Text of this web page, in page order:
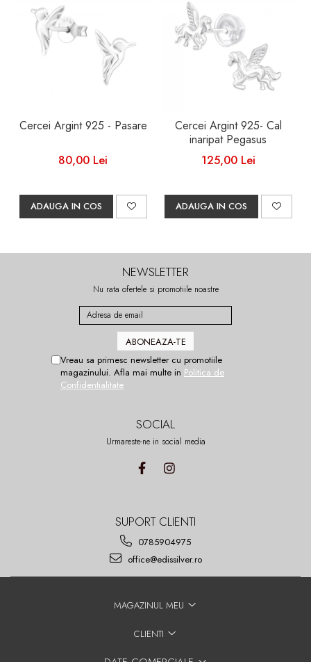
Cercei Argint 925 - Pasare
80,00 Lei
ADAUGA IN COS
Cercei Argint 925- Cal
inaripat Pegasus
125,00 Lei
ADAUGA IN COS
NEWSLETTER
Nu rata ofertele si promotiile noastre
Vreau sa primesc newsletter cu promotiile
magazinului. Afla mai multe in Politica de
Confidentialitate
SOCIAL
Urmareste-ne in social media
SUPORT CLIENTI
0785904975
office@edissilver.ro
MAGAZINUL MEU
CLIENTI